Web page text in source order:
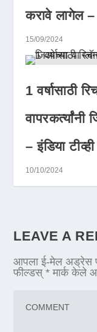
करावे लागेल
15/09/2024
1 वर्षासाठी
– इंडिया टीव्ही
10/10/2024
LEAVE A
आपला ई-मेल अड्रेस
फील्डस्* मार्क केले